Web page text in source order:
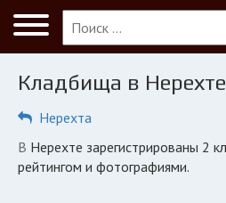
Меню
Главная
Нерехта
ПОЛЬЗОВАТЕЛЯМ
Кладбища
Кладбища в Нерехте
Нерехта
в Нерехте зарегистрированы 2 кладбища с отзывами,
рейтингом и фотографиями.